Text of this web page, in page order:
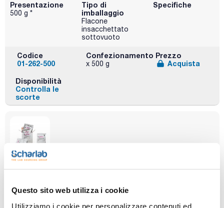
Questo sito web utilizza i cookie
Utilizziamo i cookie per personalizzare contenuti ed
Presentazione
500 g *
Tipo di
imballaggio
Flacone
insacchettato
sottovuoto
Specifiche
Codice
01-262-500
Confezionamento
x 500 g
Prezzo
Acquista
Disponibilità
Controlla le
scorte
Scatole con 5